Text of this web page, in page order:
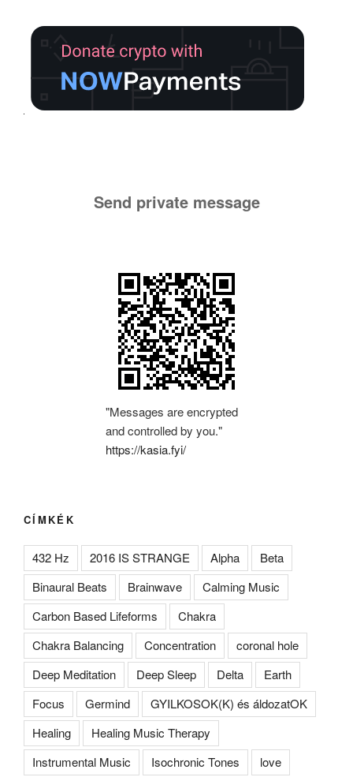
Send private message
"Messages are encrypted
and controlled by you."
https://kasia.fyi/
CÍMKÉK
432 Hz 2016 IS STRANGE Alpha
Beta
Binaural Beats
Brainwave
Calming Music
Carbon Based Lifeforms
Chakra
Chakra Balancing
Concentration
coronal hole
Deep Meditation
Deep Sleep Delta
Earth
Focus
Germind
GYILKOSOK(K) és áldozatOK
Healing
Healing Music Therapy
Instrumental Music
Isochronic Tones love